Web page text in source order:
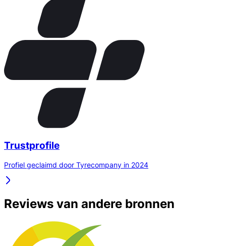
Trustprofile
Profiel geclaimd door Tyrecompany in 2024
Reviews van andere bronnen